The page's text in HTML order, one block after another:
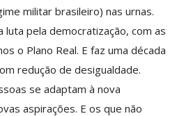
militar brasileiro) nas urnas.
luta pela democratização, com as
o Plano Real. E faz uma década
redução de desigualdade.
se adaptam à nova
aspirações. E os que não